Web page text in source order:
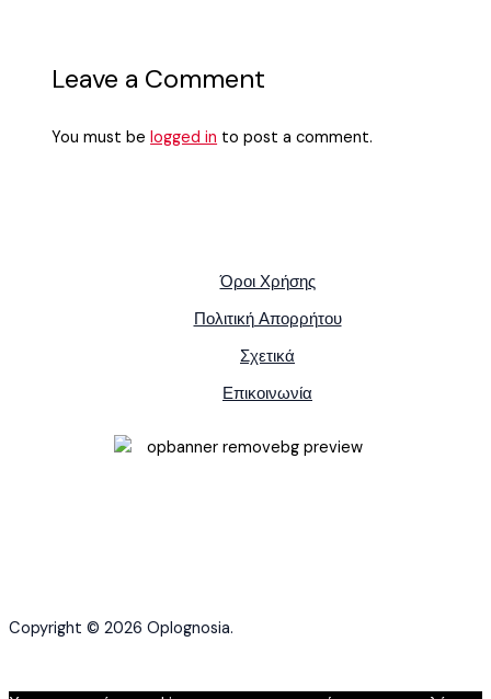
Leave a Comment
You must belogged in to post a comment.
Όροι Χρήσης
Πολιτική Απορρήτου
Σχετικά
Επικοινωνία
Copyright © 2026 Oplognosia.